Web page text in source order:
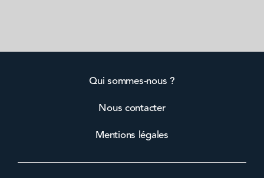
Qui sommes-nous ?
Nous contacter
Mentions légales